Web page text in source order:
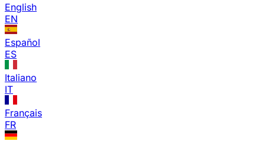
English
EN
Español
ES
Italiano
IT
Français
FR